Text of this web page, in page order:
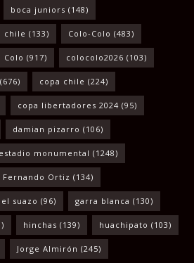
boca juniors (148)
chile (133) Colo-Colo (483)
Colo (917) colocolo2026 (103)
(676) copa chile (224)
copa libertadores 2024 (95)
damian pizarro (106)
estadio monumental (1248)
Fernando Ortiz (134)
suazo (96) garra blanca (130)
hinchas (139) huachipato (103)
Jorge Almirón (245)